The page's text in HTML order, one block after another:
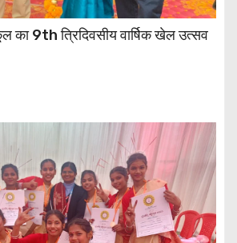
का 9th त्रिदिवसीय वार्षिक खेल उत्सव